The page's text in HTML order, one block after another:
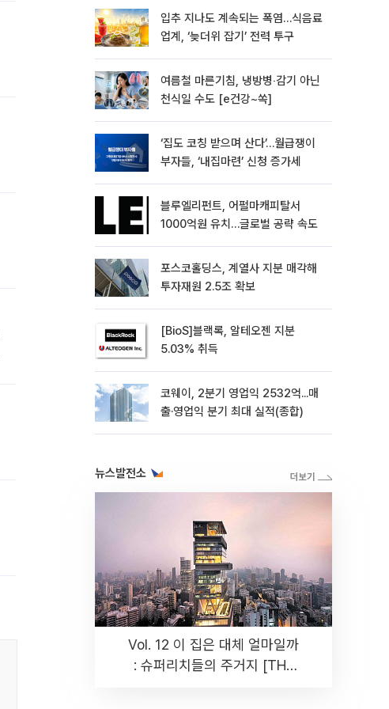
입추 지나도 계속되는 폭염…식음료
업계, ‘늦더위 잡기’ 전력 투구
여름철 마른기침, 냉방병‧감기 아닌
천식일 수도 [e건강~쏙]
‘집도 코칭 받으며 산다’…월급쟁이
부자들, ‘내집마련’ 신청 증가세
블루엘리펀트, 어펄마캐피탈서
1000억원 유치…글로벌 공략 속도
포스코홀딩스, 계열사 지분 매각해
투자재원 2.5조 확보
[BioS]블랙록, 알테오젠 지분
5.03% 취득
코웨이, 2분기 영업익 2532억...매
출·영업익 분기 최대 실적(종합)
뉴스발전소
Vol. 12 이 집은 대체 얼마일까
: 슈퍼리치들의 주거지 [THE